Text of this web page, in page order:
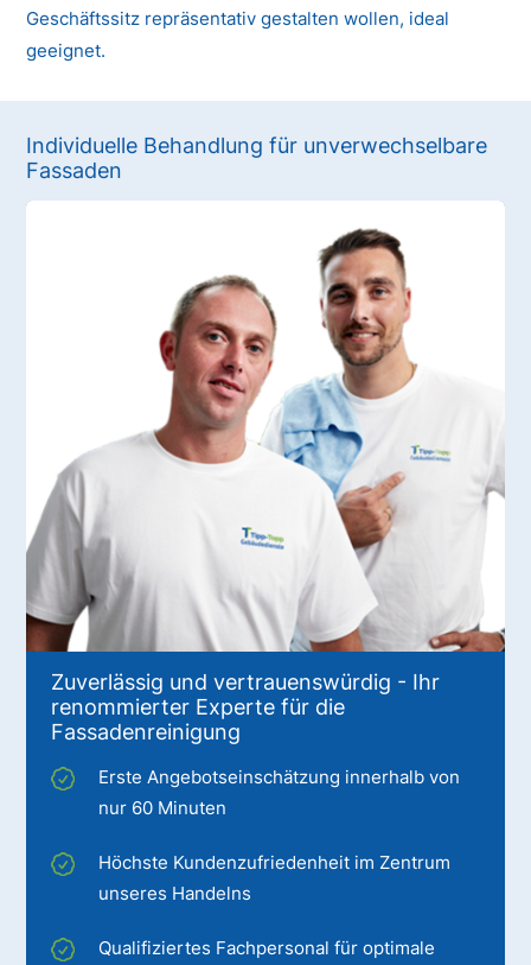
Geschäftssitz repräsentativ gestalten wollen, ideal
geeignet.
Individuelle Behandlung für unverwechselbare
Fassaden
Zuverlässig und vertrauenswürdig - Ihr
renommierter Experte für die
Fassadenreinigung
Erste Angebotseinschätzung innerhalb von
nur 60 Minuten
Höchste Kundenzufriedenheit im Zentrum
unseres Handelns
Qualifiziertes Fachpersonal für optimale